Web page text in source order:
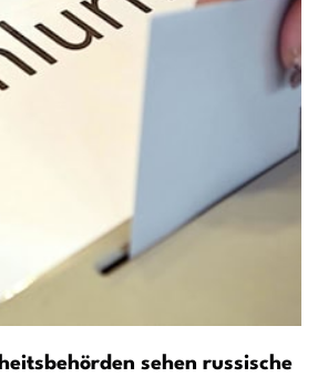
sehen russische